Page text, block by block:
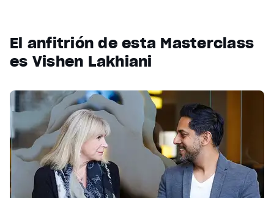
El anfitrión de esta Masterclass
es Vishen Lakhiani